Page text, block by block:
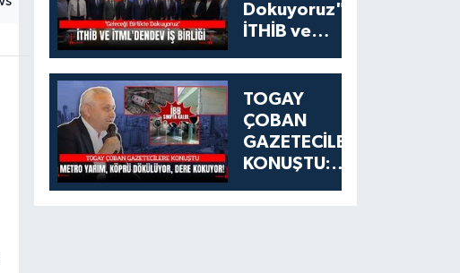
Dokuyoruz":
İTHİB ve
Tekstil
Eğitiminde
Dev İş Birliği
TOGAY
ÇOBAN
GAZETECİLERE
KONUŞTU: